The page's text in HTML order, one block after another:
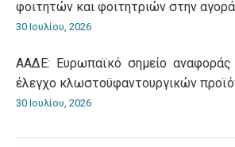
φοιτητών και φοιτητριών στην
30 Ιουλίου, 2026
ΑΑΔΕ: Ευρωπαϊκό σημείο αναφοράς
έλεγχο κλωστοϋφαντουργικών
30 Ιουλίου, 2026